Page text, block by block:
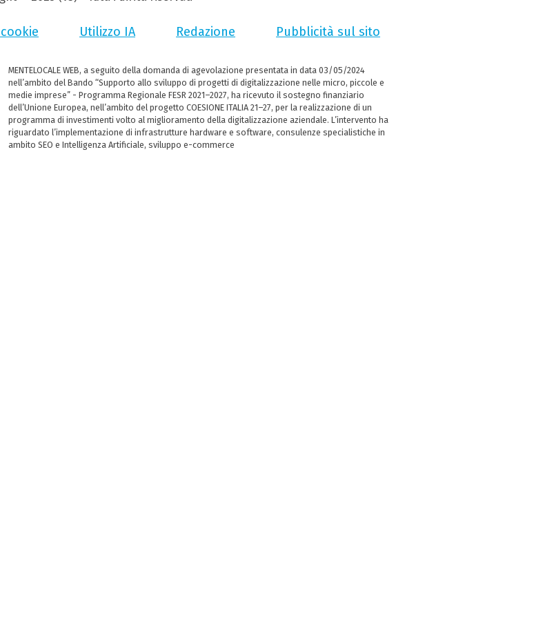
Utilizzo IA Redazione Pubblicità sul sito
MENTELOCALE WEB, a seguito della domanda di agevolazione presentata in data 03/05/2024
nell’ambito del Bando “Supporto allo sviluppo di progetti di digitalizzazione nelle micro, piccole e
medie imprese” - Programma Regionale FESR 2021–2027, ha ricevuto il sostegno finanziario
dell’Unione Europea, nell’ambito del progetto COESIONE ITALIA 21–27, per la realizzazione di un
programma di investimenti volto al miglioramento della digitalizzazione aziendale. L’intervento ha
riguardato l’implementazione di infrastrutture hardware e software, consulenze specialistiche in
ambito SEO e Intelligenza Artificiale, sviluppo e-commerce